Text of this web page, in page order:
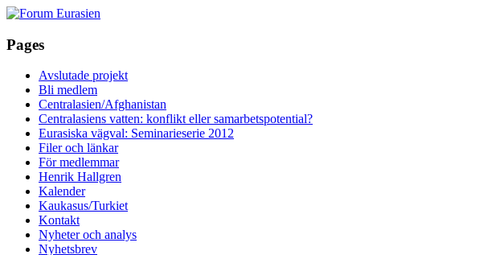
Pages
Avslutade projekt
Bli medlem
Centralasien/Afghanistan
Centralasiens vatten: konflikt eller samarbetspotential?
Eurasiska vägval: Seminarieserie 2012
Filer och länkar
För medlemmar
Henrik Hallgren
Kalender
Kaukasus/Turkiet
Kontakt
Nyheter och analys
Nyhetsbrev